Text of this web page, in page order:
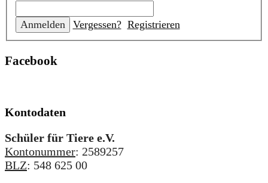
Vergessen? Registrieren
Facebook
Kontodaten
Schüler für Tiere e.V.
Kontonummer: 2589257
BLZ: 548 625 00